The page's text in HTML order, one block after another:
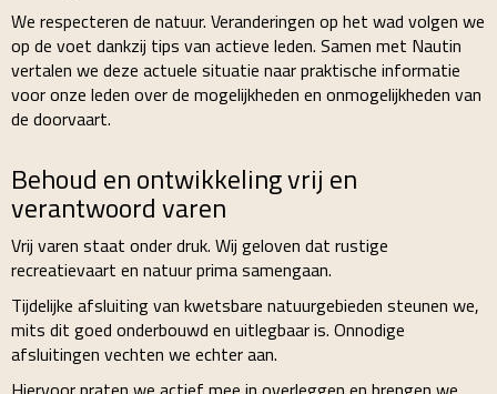
We respecteren de natuur. Veranderingen op het wad volgen we
op de voet dankzij tips van actieve leden. Samen met Nautin
vertalen we deze actuele situatie naar praktische informatie
voor onze leden over de mogelijkheden en onmogelijkheden van
de doorvaart.
Behoud en ontwikkeling vrij en
verantwoord varen
Vrij varen staat onder druk. Wij geloven dat rustige
recreatievaart en natuur prima samengaan.
Tijdelijke afsluiting van kwetsbare natuurgebieden steunen we,
mits dit goed onderbouwd en uitlegbaar is. Onnodige
afsluitingen vechten we echter aan.